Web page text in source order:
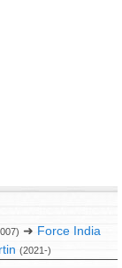
➜ Force India
(2021-)